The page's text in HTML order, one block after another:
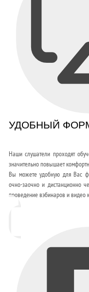
УДОБНЫЙ
Наши слушатели проходят
значительно повышает
Вы можете удобную для Вас
очно-заочно и дистанционно
проведение вэбинаров и видео